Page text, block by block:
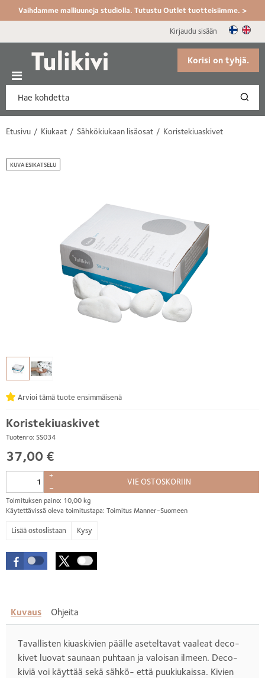
Vaihdamme malliuuneja studiolla. Tutustu Outlet tuotteisiimme. >
Kirjaudu sisään
Korisi on tyhjä.
Etusivu Kiukaat Sähkökiukaan lisäosat Koristekiuaskivet
Koristekiuaskivet
Tuotenro: SS034
Arvioi tämä tuote ensimmäisenä
37,00 €
Toimituksen paino: 10,00 kg
+
–
VIE OSTOSKORIIN
Käytettävissä oleva toimitustapa: Toimitus Manner-Suomeen
Kysy
KUVA ESIKATSELU
Kuvaus Ohjeita
Tavallisten kiuaskivien päälle aseteltavat vaaleat deco-
kivet luovat saunaan puhtaan ja valoisan ilmeen. Deco-
kiviä voi käyttää sekä sähkö- että puukiukaissa. Kivien